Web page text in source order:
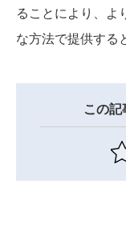
ることにより、よ
な方法で提供する
この